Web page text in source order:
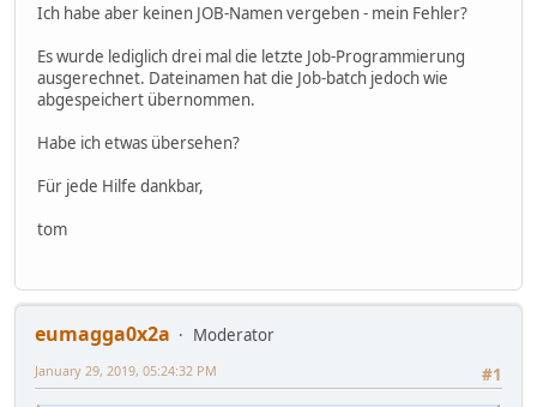
Ich habe aber keinen JOB-Namen vergeben - mein Fehler?
Es wurde lediglich drei mal die letzte Job-Programmierung
ausgerechnet. Dateinamen hat die Job-batch jedoch wie
abgespeichert übernommen.
Habe ich etwas übersehen?
Für jede Hilfe dankbar,
tom
eumagga0x2a
Moderator
#1
January 29, 2019, 05:24:32 PM